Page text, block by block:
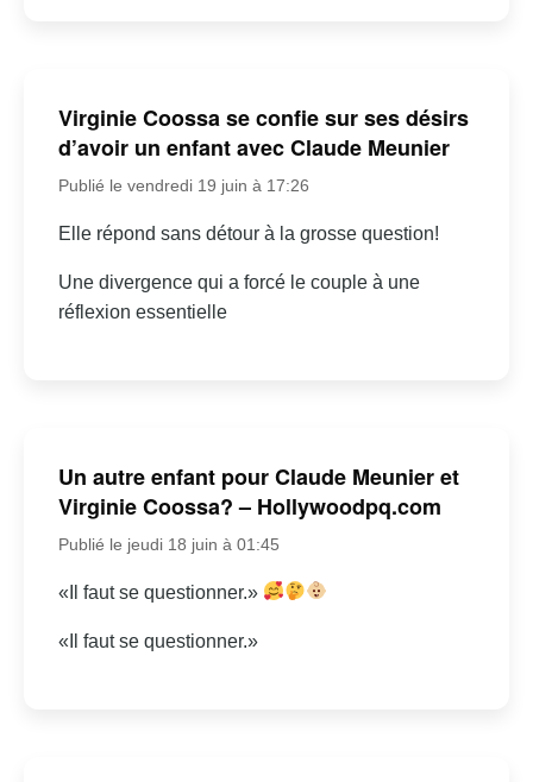
Virginie Coossa se confie sur ses désirs
d’avoir un enfant avec Claude Meunier
Publié le vendredi 19 juin à 17:26
Elle répond sans détour à la grosse question!
Une divergence qui a forcé le couple à une
réflexion essentielle
Un autre enfant pour Claude Meunier et
Virginie Coossa? – Hollywoodpq.com
Publié le jeudi 18 juin à 01:45
«Il faut se questionner.»
«Il faut se questionner.»